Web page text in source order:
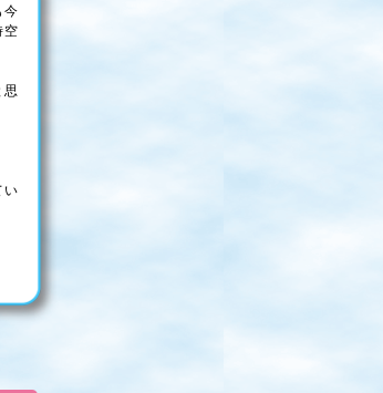
今
空
思
い